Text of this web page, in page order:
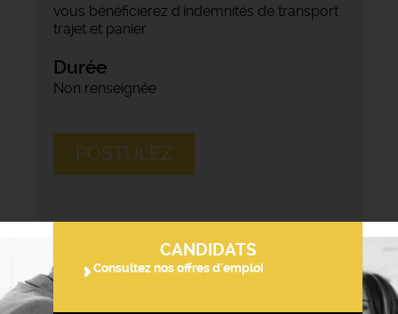
vous bénéficierez d'indemnités de transport
trajet et panier
Durée
Non renseignée
POSTULEZ
CANDIDATS
Consultez nos offres d'emploi